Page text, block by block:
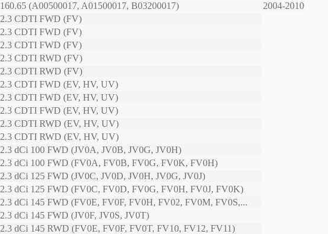
160.65 (A00500017, A01500017, B03200017)
2004-2010
2.3 CDTI FWD (FV)
2.3 CDTI FWD (FV)
2.3 CDTI FWD (FV)
2.3 CDTI RWD (FV)
2.3 CDTI RWD (FV)
2.3 CDTI FWD (EV, HV, UV)
2.3 CDTI FWD (EV, HV, UV)
2.3 CDTI FWD (EV, HV, UV)
2.3 CDTI RWD (EV, HV, UV)
2.3 CDTI RWD (EV, HV, UV)
2.3 dCi 100 FWD (JV0A, JV0B, JV0G, JV0H)
2.3 dCi 100 FWD (FV0A, FV0B, FV0G, FV0K, FV0H)
2.3 dCi 125 FWD (JV0C, JV0D, JV0H, JV0G, JV0J)
2.3 dCi 125 FWD (FV0C, FV0D, FV0G, FV0H, FV0J, FV0K)
2.3 dCi 145 FWD (FV0E, FV0F, FV0H, FV02, FV0M, FV0S,...
2.3 dCi 145 FWD (JV0F, JV0S, JV0T)
2.3 dCi 145 RWD (FV0E, FV0F, FV0T, FV10, FV12, FV11)